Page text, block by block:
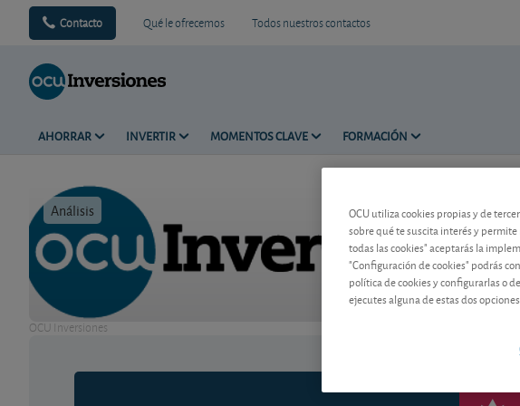
Contacto Qué le ofrecemos Todos nuestros contactos
AHORRAR INVERTIR MOMENTOS CLAVE FORMACIÓN
Análisis Tiempo de lectura: 3 min.
OCU Inversiones
OCU utiliza cookies propias y de
sobre qué te suscita interés y
todas las cookies" aceptarás la
"Configuración de cookies" podrás
política de cookies y configurarlas o
ejecutes alguna de estas dos